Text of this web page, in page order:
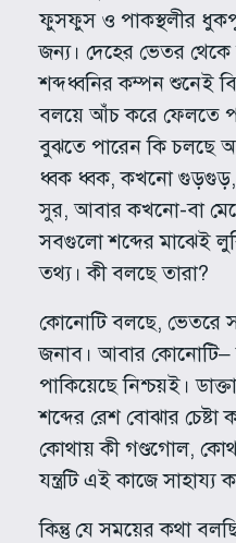
ফুসফুস ও পাকস্থলীর
জন্য। দেহের ভেতর
শব্দধ্বনির কম্পন শুনেই
বলয়ে আঁচ করে ফেলতে
বুঝতে পারেন কি চলছে
ধ্বক ধ্বক, কখনো গুড়গুড়,
সুর, আবার কখনো-বা
সবগুলো শব্দের মাঝেই
তথ্য। কী বলছে তারা?
কোনোটি বলছে, ভেতরে
জনাব। আবার
পাকিয়েছে নিশ্চয়ই।
শব্দের রেশ বোঝার
কোথায় কী গণ্ডগোল,
যন্ত্রটি এই কাজে
কিন্তু যে সময়ের কথা